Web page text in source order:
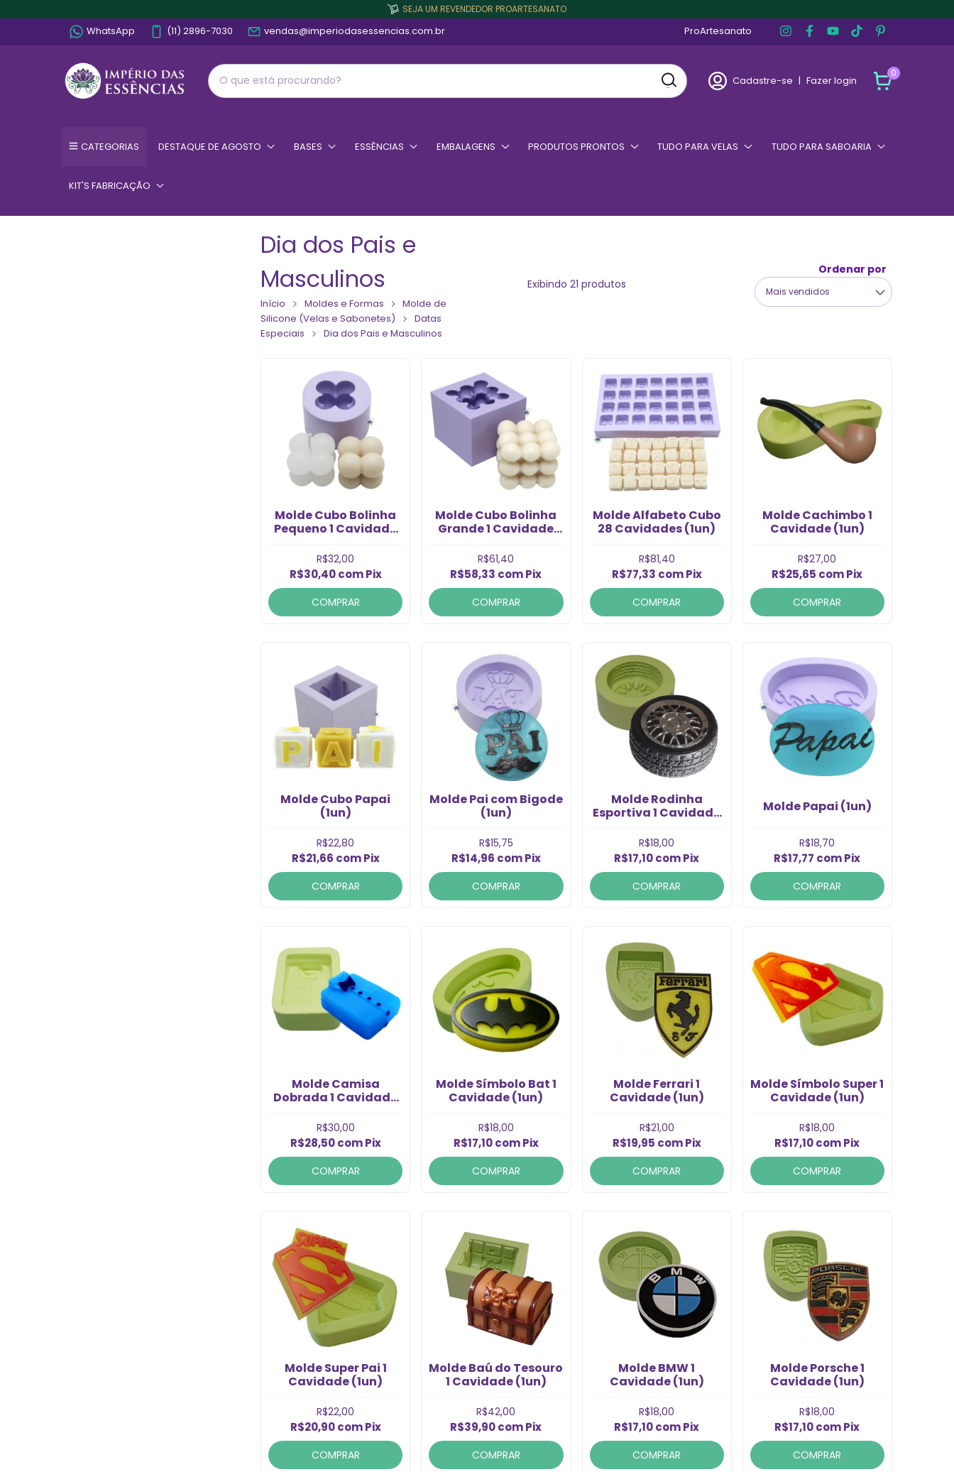
SEJA UM REVENDEDOR PROARTESANATO
WhatsApp (11) 2896-7030 vendas@imperiodasessencias.com.br ProArtesanato
Cadastre-se | Fazer login
0
CATEGORIAS DESTAQUE DE AGOSTO BASES ESSÊNCIAS EMBALAGENS PRODUTOS PRONTOS TUDO PARA VELAS TUDO PARA SABOARIA
KIT'S FABRICAÇÃO
Dia dos Pais e
Masculinos
Início Moldes e Formas
Molde de
Silicone (Velas e Sabonetes)
Datas
Especiais
Dia dos Pais e Masculinos
Exibindo 21 produtos
Ordenar por
Molde Cubo Bolinha
Pequeno 1 Cavidade
R$32,00
R$30,40com Pix
COMPRAR
Molde Cubo Bolinha
Grande 1 Cavidade
R$61,40
R$58,33 comPix
COMPRAR
Molde Alfabeto Cubo
28 Cavidades (1un)
R$81,40
R$77,33 com Pix
COMPRAR
Molde Cachimbo 1
Cavidade (1un)
R$27,00
R$25,65 comPix
COMPRAR
Molde Cubo Papai
(1un)
R$22,80
R$21,66 com Pix
COMPRAR
Molde Pai com Bigode
(1un)
R$15,75
R$14,96 comPix
COMPRAR
Molde Rodinha
Esportiva 1 Cavidade
R$18,00
R$17,10comPix
COMPRAR
Molde Papai (1un)
R$18,70
R$17,77 comPix
COMPRAR
Molde Camisa
Dobrada 1 Cavidade
R$30,00
R$28,50com Pix
COMPRAR
Molde Símbolo Bat 1
Cavidade (1un)
R$18,00
R$17,10comPix
COMPRAR
Molde Ferrari 1
Cavidade (1un)
R$21,00
R$19,95 com Pix
COMPRAR
Molde Símbolo Super 1
Cavidade (1un)
R$18,00
R$17,10comPix
COMPRAR
Molde Super Pai 1
Cavidade (1un)
R$22,00
R$20,90com Pix
COMPRAR
Molde Baú do Tesouro
1 Cavidade (1un)
R$42,00
R$39,90comPix
COMPRAR
Molde BMW 1
Cavidade (1un)
R$18,00
R$17,10comPix
COMPRAR
Molde Porsche 1
Cavidade (1un)
R$18,00
R$17,10comPix
COMPRAR